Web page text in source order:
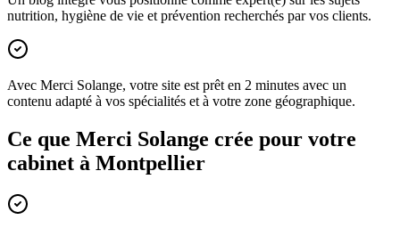
nutrition, hygiène de vie et prévention recherchés par vos clients.
Avec Merci Solange, votre site est prêt en 2 minutes avec un
contenu adapté à vos spécialités et à votre zone géographique.
Ce que Merci Solange crée pour votre
cabinet à Montpellier